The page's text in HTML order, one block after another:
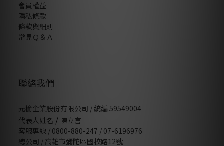
會員權益
隱私條款
條款與細則
常見Ｑ＆Ａ
聯絡我們
元榆企業股份有限公司 / 統編 59549004
代表人姓名 / 陳立言
客服專線 / 0800-880-247 / 07-6196976
總公司 / 高雄市彌陀區國校路12號